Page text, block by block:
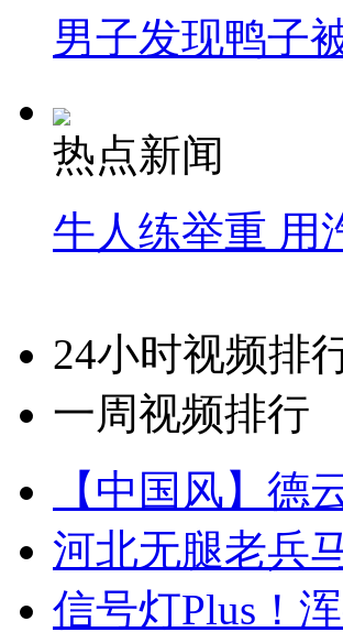
男子发现鸭子
热点新闻
牛人练举重 用
24小时视频排
一周视频排行
【中国风】德
河北无腿老兵
信号灯Plus！